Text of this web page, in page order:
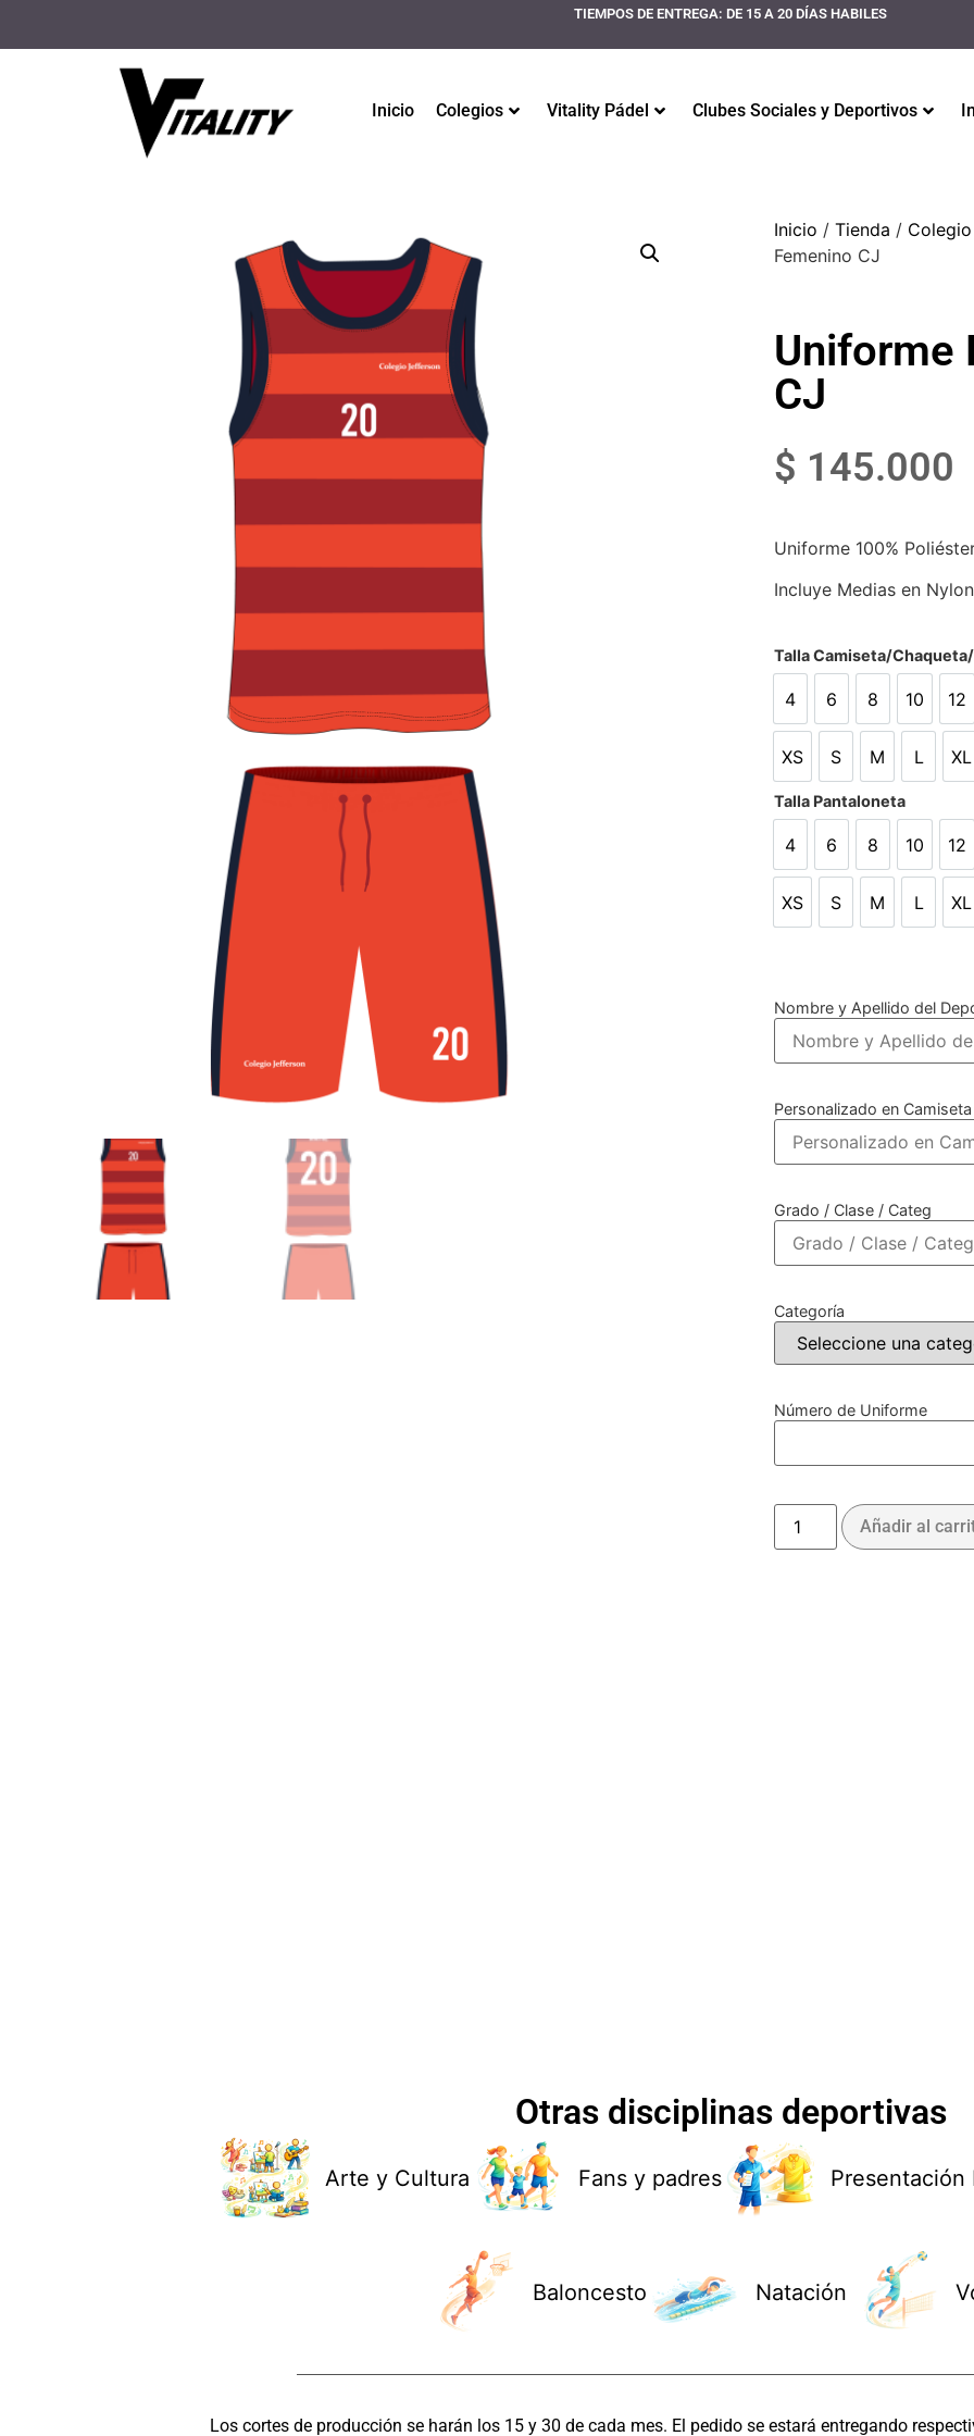
TIEMPOS DE ENTREGA: DE 15 A 20 DÍAS HABILES
Inicio Colegios Vitality Pádel Clubes Sociales y Deportivos
Inicio / Tienda /
Femenino CJ
Uniforme
CJ
$ 145.000
Uniforme 100%
Incluye Medias en
Talla Camiseta/
4
4
6
6
8
8
10
10
12
12
XS
XS
S
S
M
M
L
L
XL
Talla Pantaloneta
4
4
6
6
8
8
10
10
12
12
XS
XS
S
S
M
M
L
L
XL
Nombre y Apellido del
Personalizado en Camiseta
Grado / Clase / Categ
Categoría
Número de Uniforme
Añadir al
Otras disciplinas deportivas
Arte y Cultura Fans y padres Presentación
Baloncesto Natación
Los cortes de producción se harán los 15 y 30 de cada mes. El pedido se estará entregando